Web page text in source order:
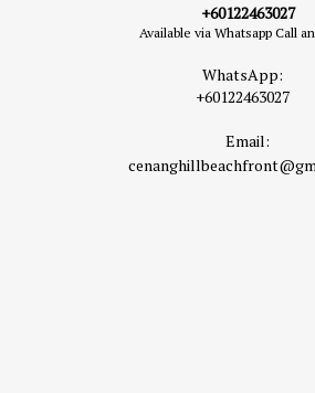
+60122463027
Available via Whatsapp Call
WhatsApp:
+60122463027
Email: